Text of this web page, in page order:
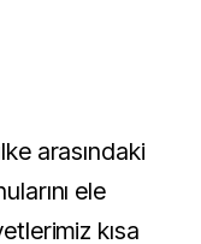
arasındaki
ele
kısa